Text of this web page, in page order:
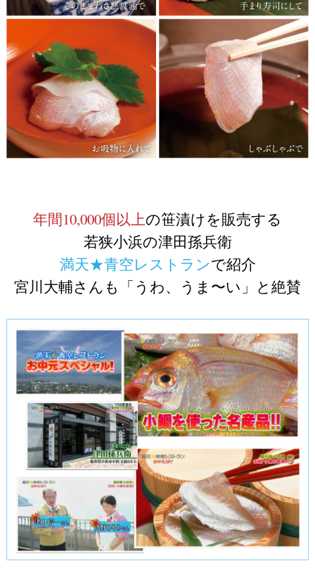
年間10,000個以上の笹漬けを販売する
若狭小浜の津田孫兵衛
満天★青空レストランで紹介
宮川大輔さんも「うわ、うま〜い」と絶賛